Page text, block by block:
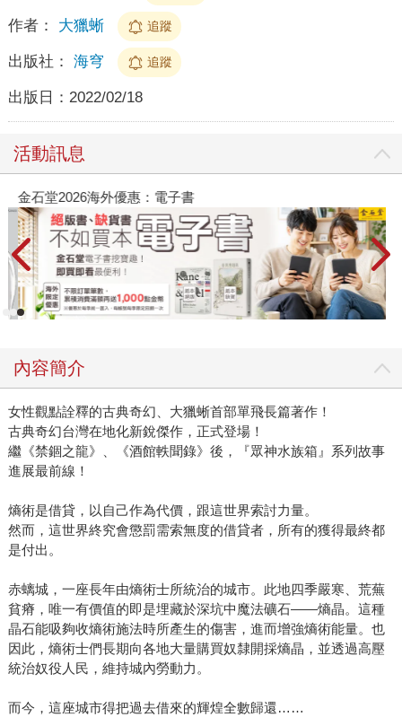
作者： 大獵蜥 追蹤
出版社： 海穹 追蹤
出版日： 2022/02/18
活動訊息
金石堂2026海外優惠：電子書
內容簡介
女性觀點詮釋的古典奇幻、大獵蜥首部單飛長篇著作！
古典奇幻台灣在地化新銳傑作，正式登場！
繼《禁錮之龍》、《酒館軼聞錄》後，『眾神水族箱』系列故事
進展最前線！
熵術是借貸，以自己作為代價，跟這世界索討力量。
然而，這世界終究會懲罰需索無度的借貸者，所有的獲得最終都
是付出。
赤螭城，一座長年由熵術士所統治的城市。此地四季嚴寒、荒蕪
貧瘠，唯一有價值的即是埋藏於深坑中魔法礦石——熵晶。這種
晶石能吸夠收熵術施法時所產生的傷害，進而增強熵術能量。也
因此，熵術士們長期向各地大量購買奴隸開採熵晶，並透過高壓
統治奴役人民，維持城內勞動力。
而今，這座城市得把過去借來的輝煌全數歸還……